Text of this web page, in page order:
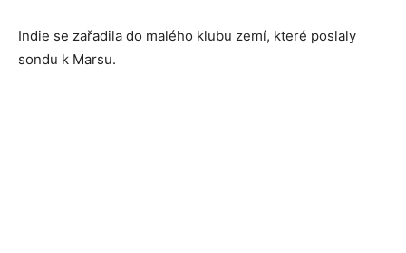
Indie se zařadila do malého klubu zemí, které poslaly
sondu k Marsu.